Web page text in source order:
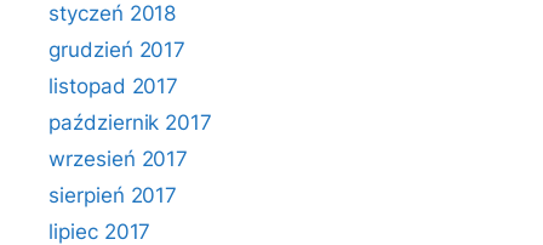
styczeń 2018
grudzień 2017
listopad 2017
październik 2017
wrzesień 2017
sierpień 2017
lipiec 2017